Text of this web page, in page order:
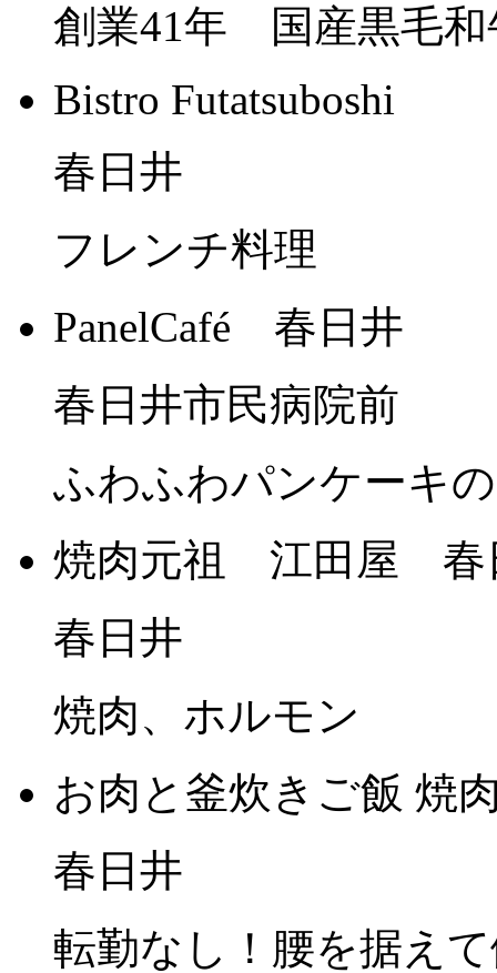
創業41年 国産黒毛和
Bistro Futatsuboshi
春日井
フレンチ料理
PanelCafé 春日井
春日井市民病院前
ふわふわパンケーキ
焼肉元祖 江田屋 春
春日井
焼肉、ホルモン
お肉と釜炊きご飯 焼
春日井
転勤なし！腰を据え